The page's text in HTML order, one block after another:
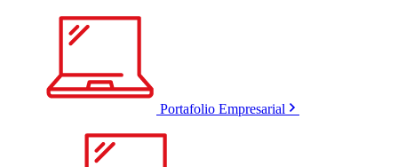
Portafolio Empresarial